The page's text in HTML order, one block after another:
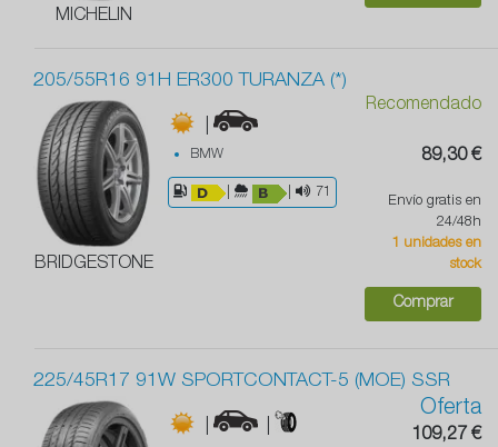
MICHELIN
205/55R16 91H ER300 TURANZA (*)
BRIDGESTONE
|
BMW
71
Recomendado
89,30 €
Envío gratis en
24/48h
1 unidades en
stock
Comprar
225/45R17 91W SPORTCONTACT-5 (MOE) SSR
|
Oferta
109,27 €